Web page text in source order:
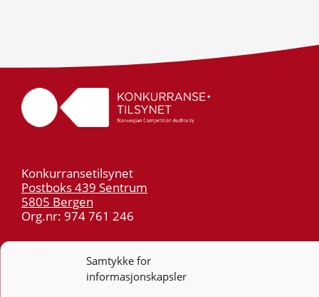
Samtykke for
informasjonskapsler
Konkurransetilsynet
Postboks 439 Sentrum
5805 Bergen
Org.nr: 974 761 246
55 59 75 00
post@kt.no